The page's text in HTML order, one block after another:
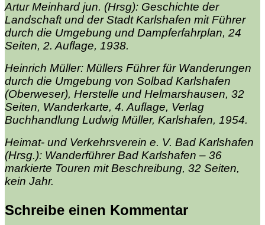
Artur Meinhard jun. (Hrsg): Geschichte der
Landschaft und der Stadt Karlshafen mit Führer
durch die Umgebung und Dampferfahrplan, 24
Seiten, 2. Auflage, 1938.
Heinrich Müller: Müllers Führer für Wanderungen
durch die Umgebung von Solbad Karlshafen
(Oberweser), Herstelle und Helmarshausen, 32
Seiten, Wanderkarte, 4. Auflage, Verlag
Buchhandlung Ludwig Müller, Karlshafen, 1954.
Heimat- und Verkehrsverein e. V. Bad Karlshafen
(Hrsg.): Wanderführer Bad Karlshafen – 36
markierte Touren mit Beschreibung, 32 Seiten,
kein Jahr.
Schreibe einen Kommentar